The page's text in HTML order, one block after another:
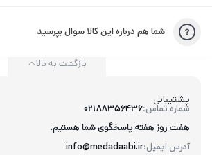
شما هم درباره این کالا سوال بپرسید
پشتیبانی
شماره تماس:02188356436
آدرس ایمیل:info@medadaabi.ir
هفت روز هفته پاسخگوی شما هستیم.
بازگشت به بالا